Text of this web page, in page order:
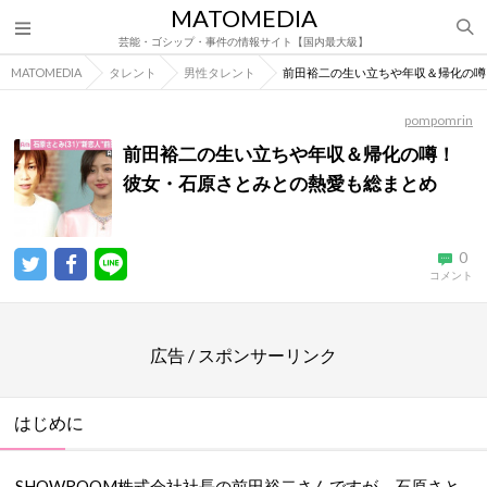
MATOMEDIA
芸能・ゴシップ・事件の情報サイト【国内最大級】
MATOMEDIA タレント 男性タレント 前田裕二の生い立ちや年収＆帰化の
pompomrin
前田裕二の生い立ちや年収＆帰化の噂！
彼女・石原さとみとの熱愛も総まとめ
0
コメント
広告 / スポンサーリンク
はじめに